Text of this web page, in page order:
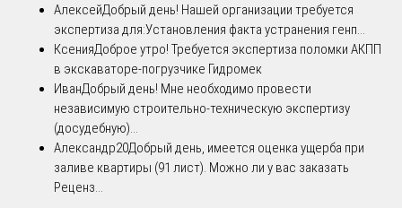
АлексейДобрый день! Нашей организации требуется
экспертиза для:Установления факта устранения генп...
КсенияДоброе утро! Требуется экспертиза поломки АКПП
в экскаваторе-погрузчике Гидромек
ИванДобрый день! Мне необходимо провести
независимую строительно-техническую экспертизу
(досудебную)...
Александр20Добрый день, имеется оценка ущерба при
заливе квартиры (91 лист). Можно ли у вас заказать
Реценз...